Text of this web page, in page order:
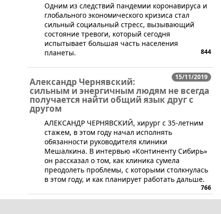
​​Одним из следствий пандемии коронавируса и
глобального экономического кризиса стал
сильный социальный стресс, вызывающий
состояние тревоги, который сегодня
испытывает большая часть населения
планеты.
844
15/11/2019
Александр Чернявский:
сильным и энергичным людям не всегда
получается найти общий язык друг с
другом
​АЛЕКСАНДР ЧЕРНЯВСКИЙ, хирург с 35-летним
стажем, в этом году начал исполнять
обязанности руководителя клиники
Мешалкина. В интервью «Континенту Сибирь»
он рассказал о том, как клиника сумела
преодолеть проблемы, с которыми столкнулась
в этом году, и как планирует работать дальше.
766